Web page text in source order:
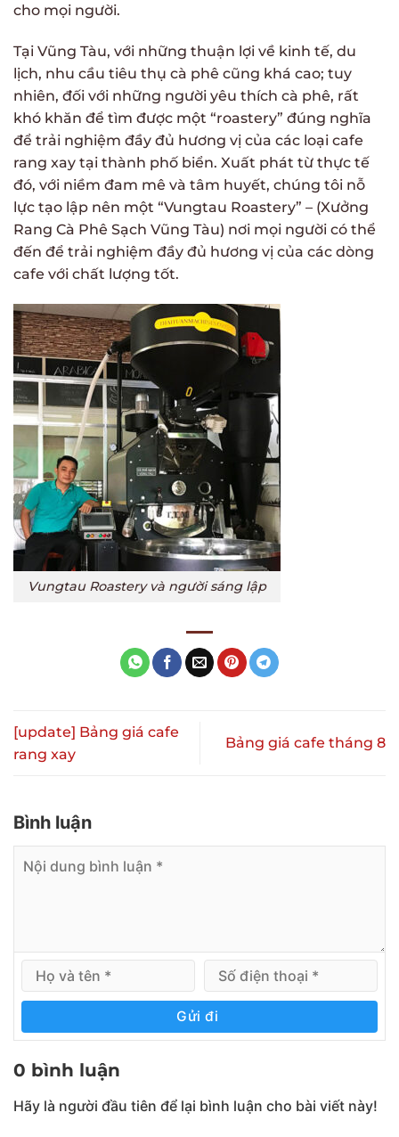
cho mọi người.
Tại Vũng Tàu, với những thuận lợi về kinh tế, du
lịch, nhu cầu tiêu thụ cà phê cũng khá cao; tuy
nhiên, đối với những người yêu thích cà phê, rất
khó khăn để tìm được một “roastery” đúng nghĩa
để trải nghiệm đầy đủ hương vị của các loại cafe
rang xay tại thành phố biển. Xuất phát từ thực tế
đó, với niềm đam mê và tâm huyết, chúng tôi nỗ
lực tạo lập nên một “Vungtau Roastery” – (Xưởng
Rang Cà Phê Sạch Vũng Tàu) nơi mọi người có thể
đến để trải nghiệm đầy đủ hương vị của các dòng
cafe với chất lượng tốt.
Vungtau Roastery và người sáng lập
[update] Bảng giá cafe
rang xay
Bảng giá cafe tháng 8
Bình luận
Gửi đi
0 bình luận
Hãy là người đầu tiên để lại bình luận cho bài viết này!